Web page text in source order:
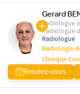
Gerard
Radiologue
Radiologue
Radiologue
Radiologie
Clinique
Rendez-vous